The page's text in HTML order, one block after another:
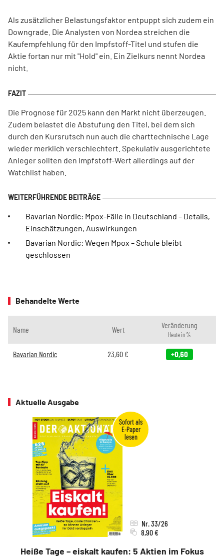
Als zusätzlicher Belastungsfaktor entpuppt sich zudem ein
Downgrade. Die Analysten von Nordea streichen die
Kaufempfehlung für den Impfstoff-Titel und stufen die
Aktie fortan nur mit "Hold" ein. Ein Zielkurs nennt Nordea
nicht.
Die Prognose für 2025 kann den Markt nicht überzeugen.
Zudem belastet die Abstufung den Titel, bei dem sich
durch den Kursrutsch nun auch die charttechnische Lage
wieder merklich verschlechtert. Spekulativ ausgerichtete
Anleger sollten den Impfstoff-Wert allerdings auf der
Watchlist haben.
Bavarian Nordic: Mpox-Fälle in Deutschland – Details,
Einschätzungen, Auswirkungen
Bavarian Nordic: Wegen Mpox – Schule bleibt
geschlossen
Behandelte Werte
Name Wert Veränderung
Heute in %
Bavarian Nordic 23,60 € +0,60
Aktuelle Ausgabe
Heiße Tage – eiskalt kaufen: 5 Aktien im Fokus
Nr. 33/26
8,90 €